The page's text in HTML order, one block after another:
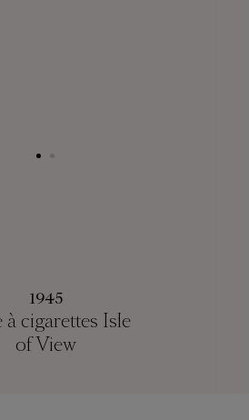
1945
à cigarettes Isle
of View